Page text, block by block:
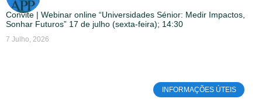
Convite | Webinar online “Universidades Sénior: Medir Impactos,
Sonhar Futuros” 17 de julho (sexta-feira); 14:30
7 Julho, 2026
INFORMAÇÕES ÚTEIS